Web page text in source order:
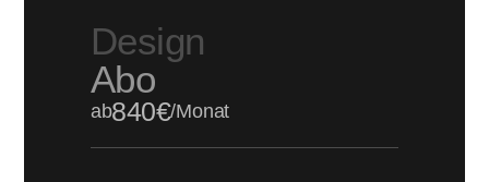
Design
Abo
ab840€/Monat